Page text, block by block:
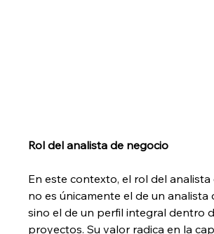
Rol del analista de negocio
En este contexto, el rol del analista
no es únicamente el de un analista
sino el de un perfil integral dentro
proyectos. Su valor radica en la